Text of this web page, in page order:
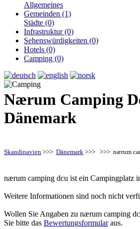
Allgemeines
Gemeinden (1)
Städte (0)
Infrastruktur (0)
Sehenswürdigkeiten (0)
Hotels (0)
Camping (0)
Nærum Camping
Dänemark
Skandinavien >>> Dänemark >>> >>> nærum
nærum camping dcu ist ein Campingplatz
Weitere Informationen sind noch nicht
Wollen Sie Angaben zu nærum camping
Sie bitte das Bewertungsformularaus.